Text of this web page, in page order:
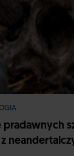
pradawnych
z